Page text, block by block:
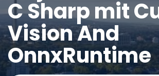
C Sharp mit
Vision And
OnnxRuntime